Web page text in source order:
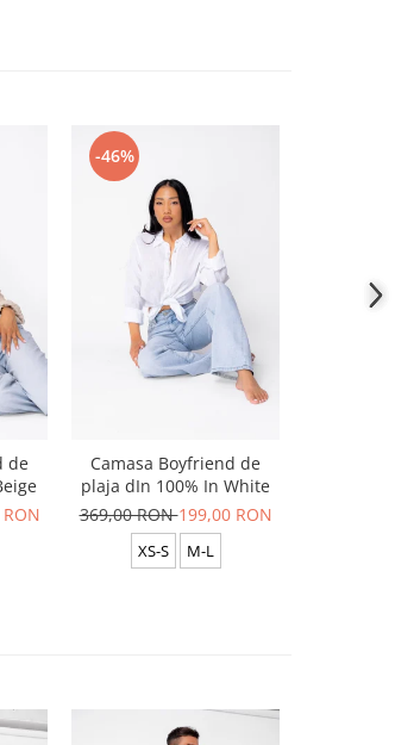
de
-46%
Camasa Boyfriend de
plaja dIn 100% In White
369,00 RON199,00 RON
XS-S M-L